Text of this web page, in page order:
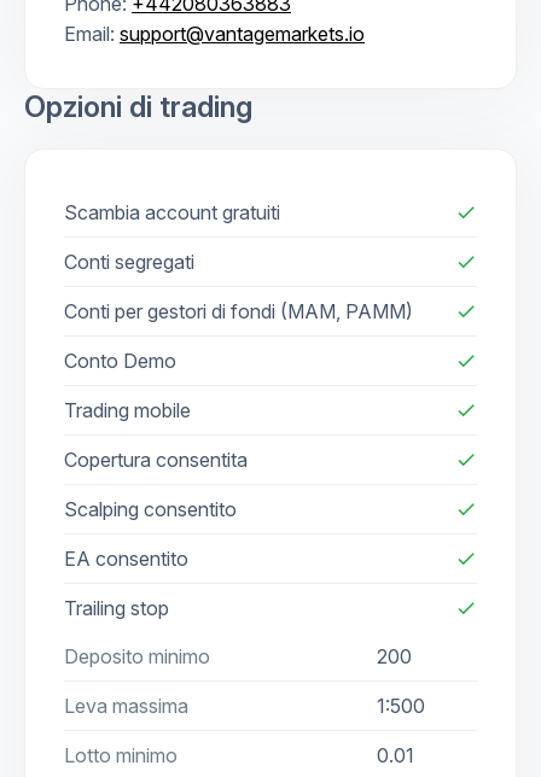
Email: support@vantagemarkets.io
Opzioni di trading
Scambia account gratuiti check
Conti segregati check
Conti per gestori di fondi (MAM, PAMM) check
Conto Demo check
Trading mobile check
Copertura consentita check
Scalping consentito check
EA consentito check
Trailing stop check
Deposito minimo 200
Leva massima 1:500
Lotto minimo 0.01